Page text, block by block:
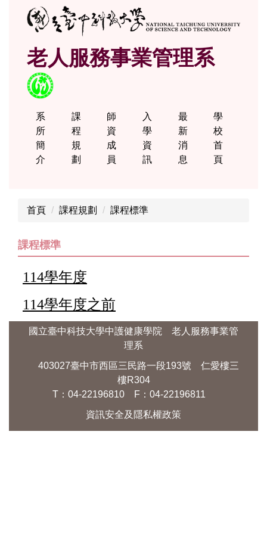
老人服務事業管理系
系
所
簡
介
課
程
規
劃
師
資
成
員
入
學
資
訊
最
新
消
息
學
校
首
頁
首頁 課程規劃 課程標準
課程標準
114學年度
114學年度之前
國立臺中科技大學中護健康學院 老人服務事業管
理系
403027臺中市西區三民路一段193號 仁愛樓三
樓R304
T：04-22196810 F：04-22196811
資訊安全及隱私權政策